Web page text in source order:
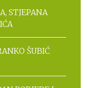
STJEPANA
ŠUBIĆ